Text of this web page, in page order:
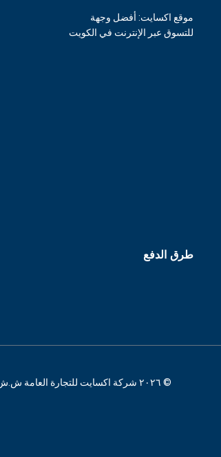
موقع اكسايت: أفضل وجهة
للتسوق عبر الإنترنت في الكويت
طرق الدفع
© ٢٠٢٦ شركة اكسايت للتجارة العامة ش.ش.و